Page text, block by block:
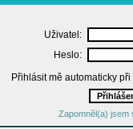
Uživatel:
Heslo:
Přihlásit mě automaticky
Zapomněl(a) jsem